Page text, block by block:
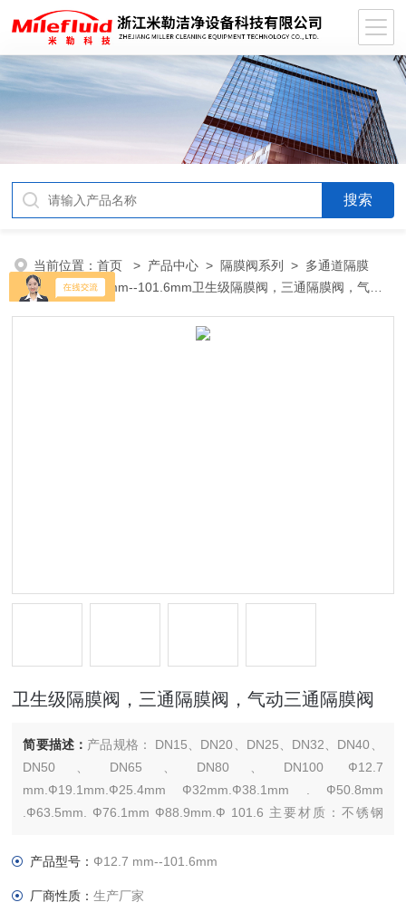
当前位置：首页 > 产品中心 > 隔膜阀系列 > 多通道隔膜
阀
> Ф12.7 mm--101.6mm卫生级隔膜阀，三通隔膜阀，气动
卫生级隔膜阀，三通隔膜阀，气动三通隔膜阀
简要描述： 产品规格： DN15、DN20、DN25、DN32、DN40、
DN50、DN65、DN80、DN100 Ф12.7
mm.Ф19.1mm.Ф25.4mm Ф32mm.Ф38.1mm . Ф50.8mm
.Ф63.5mm. Ф76.1mm Ф88.9mm.Ф 101.6 主要材质：不锈钢
产品型号： Ф12.7 mm--101.6mm
厂商性质：生产厂家